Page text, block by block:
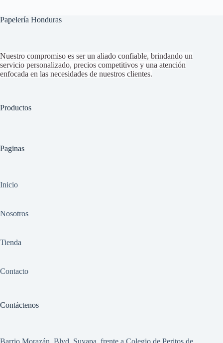
Papelería Honduras
Nuestro compromiso es ser un aliado confiable, brindando un
servicio personalizado, precios competitivos y una atención
enfocada en las necesidades de nuestros clientes.
Productos
Paginas
Inicio
Nosotros
Tienda
Contacto
Contáctenos
Barrio Morazán, Blvd. Suyapa, frente a Colegio de Peritos de